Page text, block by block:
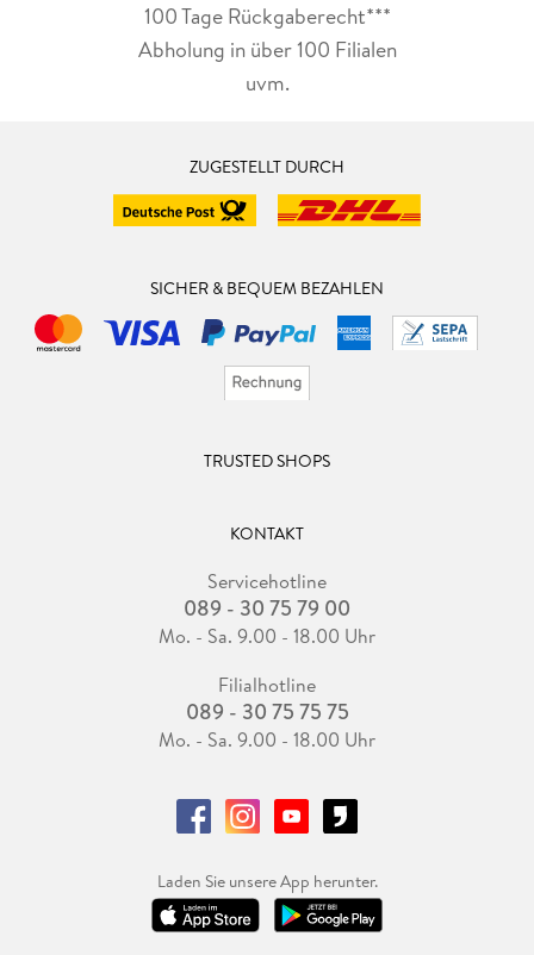
100 Tage Rückgaberecht***
Abholung in über 100 Filialen
uvm.
ZUGESTELLT DURCH
SICHER & BEQUEM BEZAHLEN
TRUSTED SHOPS
KONTAKT
Servicehotline
089 - 30 75 79 00
Mo. - Sa. 9.00 - 18.00 Uhr
Filialhotline
089 - 30 75 75 75
Mo. - Sa. 9.00 - 18.00 Uhr
Laden Sie unsere App herunter.